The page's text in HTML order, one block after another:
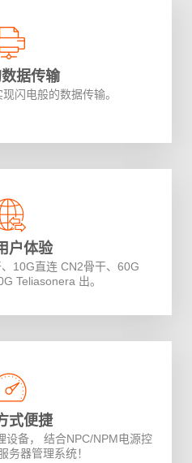
据传输
闪电般的数据传输。
户体验
10G直连 CN2骨干、60G
Teliasonera 出。
式便捷
设备， 结合NPC/NPM电源控
务器管理系统！